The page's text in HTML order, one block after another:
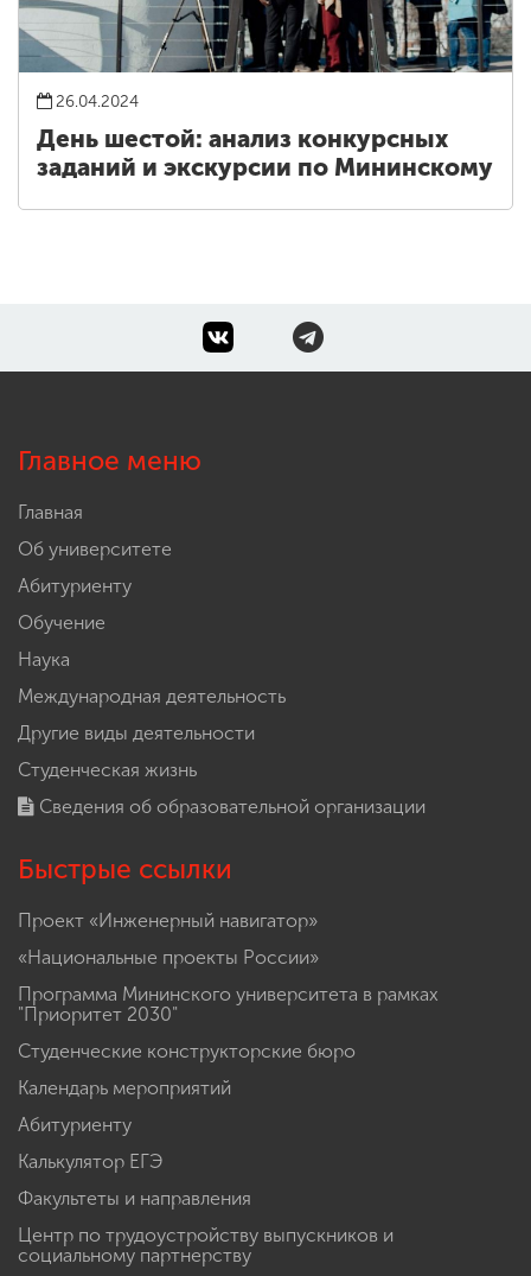
26.04.2024
День шестой: анализ конкурсных
заданий и экскурсии по Мининскому
Главное меню
Главная
Об университете
Абитуриенту
Обучение
Наука
Международная деятельность
Другие виды деятельности
Студенческая жизнь
Сведения об образовательной организации
Быстрые ссылки
Проект «Инженерный навигатор»
«Национальные проекты России»
Программа Мининского университета в рамках
"Приоритет 2030"
Студенческие конструкторские бюро
Календарь мероприятий
Абитуриенту
Калькулятор ЕГЭ
Факультеты и направления
Центр по трудоустройству выпускников и
социальному партнерству